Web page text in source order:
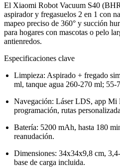
El Xiaomi Robot Vacuum S40
aspirador y fregasuelos 2 en 1 con
mapeo preciso de 360° y succión
para hogares con mascotas o pelo
antienredos.
Especificaciones clave
Limpieza: Aspirado + fregado
ml, tanque agua 260-270 ml; 55-
Navegación: Láser LDS, app Mi
programación, rutas
Batería: 5200 mAh, hasta 180
reanudación.
Dimensiones: 34x34x9,8 cm,
base de carga incluida.